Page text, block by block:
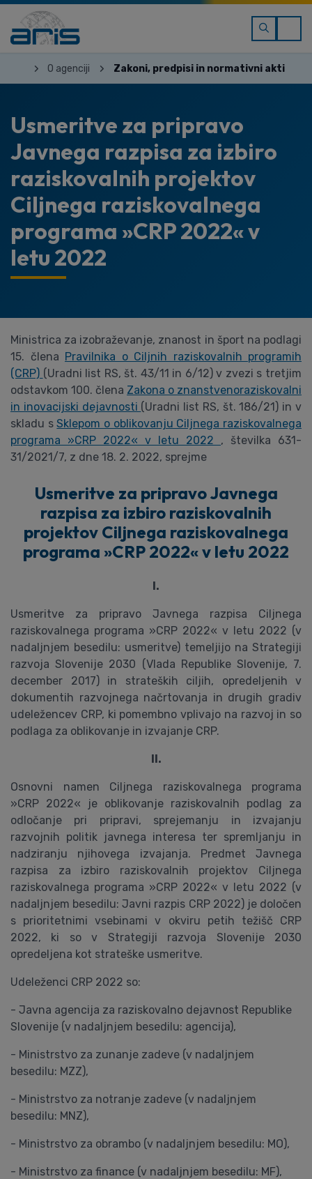
O agenciji Zakoni, predpisi in normativni akti
Usmeritve za pripravo
Javnega razpisa za izbiro
raziskovalnih projektov
Ciljnega raziskovalnega
programa »CRP 2022« v
letu 2022
Ministrica za izobraževanje, znanost in šport na podlagi
15. člena Pravilnika o Ciljnih raziskovalnih programih
(CRP) (Uradni list RS, št. 43/11 in 6/12) v zvezi s tretjim
odstavkom 100. člena Zakona o znanstvenoraziskovalni
in inovacijski dejavnosti (Uradni list RS, št. 186/21) in v
skladu sSklepom o oblikovanju Ciljnega raziskovalnega
programa »CRP 2022« v letu 2022 , številka 631-
31/2021/7, z dne 18. 2. 2022, sprejme
Usmeritve za pripravo Javnega
razpisa za izbiro raziskovalnih
projektov Ciljnega raziskovalnega
programa »CRP 2022« v letu 2022
I.
Usmeritve za pripravo Javnega razpisa Ciljnega
raziskovalnega programa »CRP 2022« v letu 2022 (v
nadaljnjem besedilu: usmeritve) temeljijo na Strategiji
razvoja Slovenije 2030 (Vlada Republike Slovenije, 7.
december 2017) in strateških ciljih, opredeljenih v
dokumentih razvojnega načrtovanja in drugih gradiv
udeležencev CRP, ki pomembno vplivajo na razvoj in so
podlaga za oblikovanje in izvajanje CRP.
II.
Osnovni namen Ciljnega raziskovalnega programa
»CRP 2022« je oblikovanje raziskovalnih podlag za
odločanje pri pripravi, sprejemanju in izvajanju
razvojnih politik javnega interesa ter spremljanju in
nadziranju njihovega izvajanja. Predmet Javnega
razpisa za izbiro raziskovalnih projektov Ciljnega
raziskovalnega programa »CRP 2022« v letu 2022 (v
nadaljnjem besedilu: Javni razpis CRP 2022) je določen
s prioritetnimi vsebinami v okviru petih težišč CRP
2022, ki so v Strategiji razvoja Slovenije 2030
opredeljena kot strateške usmeritve.
Udeleženci CRP 2022 so:
- Javna agencija za raziskovalno dejavnost Republike
Slovenije (v nadaljnjem besedilu: agencija),
- Ministrstvo za zunanje zadeve (v nadaljnjem
besedilu: MZZ),
- Ministrstvo za notranje zadeve (v nadaljnjem
besedilu: MNZ),
- Ministrstvo za obrambo (v nadaljnjem besedilu: MO),
- Ministrstvo za finance (v nadaljnjem besedilu: MF),